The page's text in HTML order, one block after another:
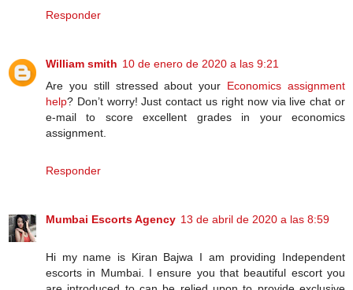
Responder
William smith 10 de enero de 2020 a las 9:21
Are you still stressed about your Economics assignment
help? Don’t worry! Just contact us right now via live chat or
e-mail to score excellent grades in your economics
assignment.
Responder
Mumbai Escorts Agency 13 de abril de 2020 a las 8:59
Hi my name is Kiran Bajwa I am providing Independent
escorts in Mumbai. I ensure you that beautiful escort you